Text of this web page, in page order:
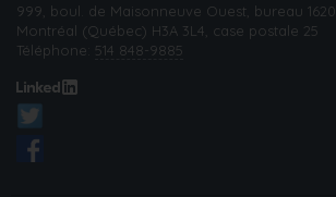
999, boul. de Maisonneuve Ouest, bureau 1620
Montréal (Québec) H3A 3L4, case postale 25
Téléphone: 514 848-9885